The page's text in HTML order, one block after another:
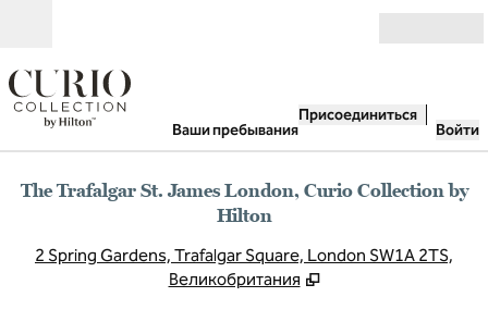
Ваши пребывания
Присоединиться
Войти
The Trafalgar St. James London, Curio Collection by
Hilton
2 Spring Gardens, Trafalgar Square, London SW1A 2TS,
Великобритания